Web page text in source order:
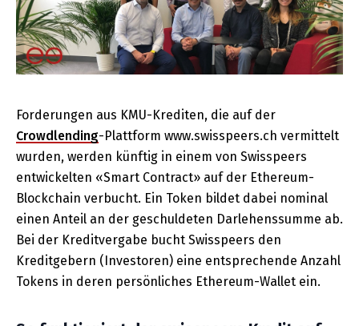
Forderungen aus KMU-Krediten, die auf der
Crowdlending-Plattform www.swisspeers.ch vermittelt
wurden, werden künftig in einem von Swisspeers
entwickelten «Smart Contract» auf der Ethereum-
Blockchain verbucht. Ein Token bildet dabei nominal
einen Anteil an der geschuldeten Darlehenssumme ab.
Bei der Kreditvergabe bucht Swisspeers den
Kreditgebern (Investoren) eine entsprechende Anzahl
Tokens in deren persönliches Ethereum-Wallet ein.